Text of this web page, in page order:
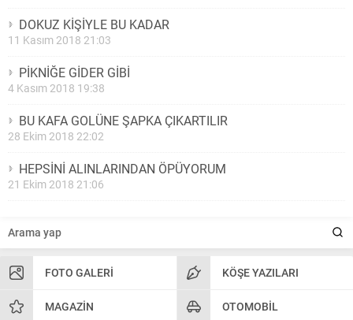
FOTO GALERI KÖŞE YAZILARI
MAGAZIN OTOMOBIL
DOKUZ KİŞİYLE BU KADAR
11 Kasım 2018 21:03
PİKNİĞE GİDER GİBİ
4 Kasım 2018 19:38
BU KAFA GOLÜNE ŞAPKA ÇIKARTILIR
28 Ekim 2018 22:02
HEPSİNİ ALINLARINDAN ÖPÜYORUM
21 Ekim 2018 21:06